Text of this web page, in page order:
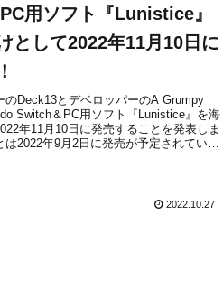
用ソフト『Lunistice』
として2022年11月10日に
のDeck13とデベロッパーのA Grumpy
Switch＆PC用ソフト『Lunistice』を海
年11月10日に発売することを発表しま
は2022年9月2日に発売が予定されていた
2022.10.27